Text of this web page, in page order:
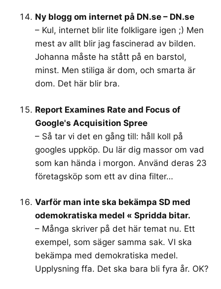
Ny blogg om internet på DN.se – DN.se
– Kul, internet blir lite folkligare igen ;) Men
mest av allt blir jag fascinerad av bilden.
Johanna måste ha stått på en barstol,
minst. Men stiliga är dom, och smarta är
dom. Det här blir bra.
Report Examines Rate and Focus of
Google's Acquisition Spree
– Så tar vi det en gång till: håll koll på
googles uppköp. Du lär dig massor om vad
som kan hända i morgon. Använd deras 23
företagsköp som ett av dina filter…
Varför man inte ska bekämpa SD med
odemokratiska medel « Spridda bitar.
– Många skriver på det här temat nu. Ett
exempel, som säger samma sak. VI ska
bekämpa med demokratiska medel.
Upplysning ffa. Det ska bara bli fyra år. OK?